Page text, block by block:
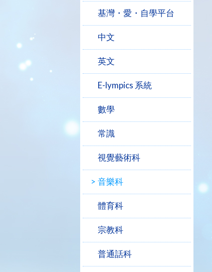
基灣・愛・自學平台
中文
英文
E-lympics 系統
數學
常識
視覺藝術科
音樂科
體育科
宗教科
普通話科